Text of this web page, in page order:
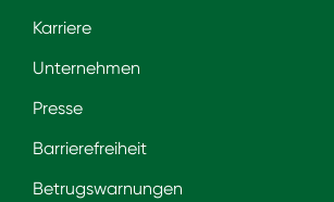
Karriere
Unternehmen
Presse
Barrierefreiheit
Betrugswarnungen